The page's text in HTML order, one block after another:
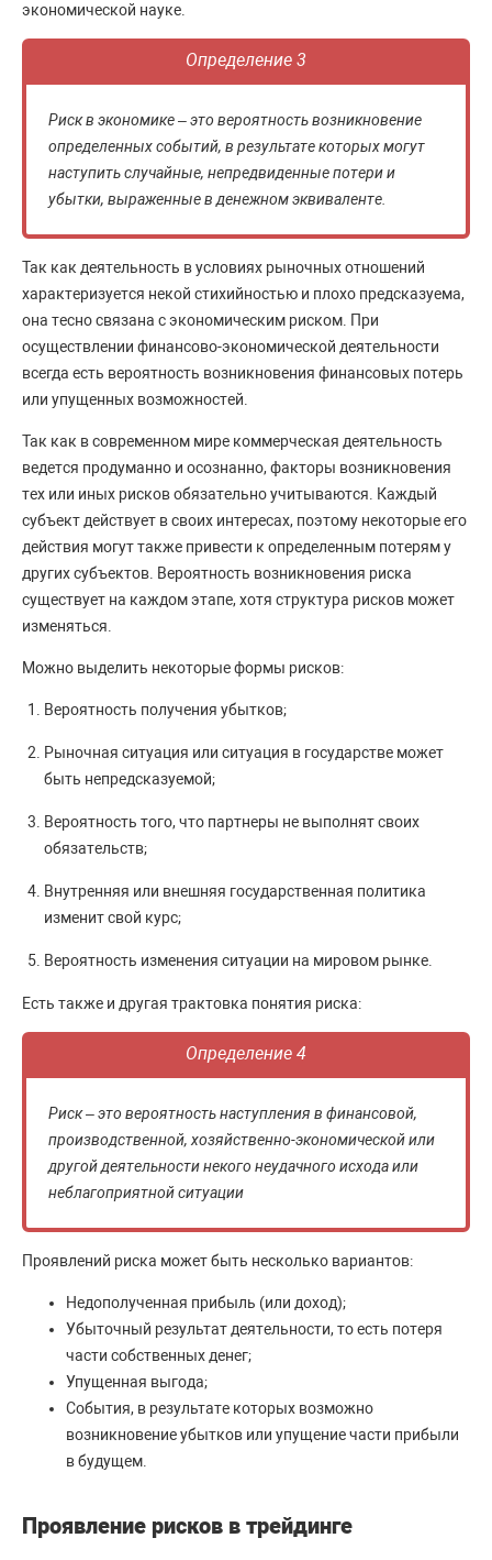
экономической науке.
Определение 3
Риск в экономике – это вероятность возникновение
определенных событий, в результате которых могут
наступить случайные, непредвиденные потери и
убытки, выраженные в денежном эквиваленте.
Так как деятельность в условиях рыночных отношений
характеризуется некой стихийностью и плохо предсказуема,
она тесно связана с экономическим риском. При
осуществлении финансово-экономической деятельности
всегда есть вероятность возникновения финансовых потерь
или упущенных возможностей.
Так как в современном мире коммерческая деятельность
ведется продуманно и осознанно, факторы возникновения
тех или иных рисков обязательно учитываются. Каждый
субъект действует в своих интересах, поэтому некоторые его
действия могут также привести к определенным потерям у
других субъектов. Вероятность возникновения риска
существует на каждом этапе, хотя структура рисков может
изменяться.
Можно выделить некоторые формы рисков:
Вероятность получения убытков;
Рыночная ситуация или ситуация в государстве может
быть непредсказуемой;
Вероятность того, что партнеры не выполнят своих
обязательств;
Внутренняя или внешняя государственная политика
изменит свой курс;
Вероятность изменения ситуации на мировом рынке.
Есть также и другая трактовка понятия риска:
Определение 4
Риск – это вероятность наступления в финансовой,
производственной, хозяйственно-экономической или
другой деятельности некого неудачного исхода или
неблагоприятной ситуации
Проявлений риска может быть несколько вариантов:
Недополученная прибыль (или доход);
Убыточный результат деятельности, то есть потеря
части собственных денег;
Упущенная выгода;
События, в результате которых возможно
возникновение убытков или упущение части прибыли
в будущем.
Проявление рисков в трейдинге